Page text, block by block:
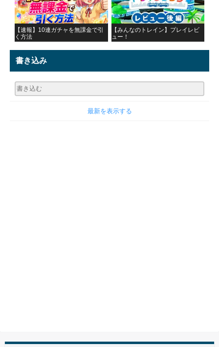
【速報】10連ガチャを無課金で引
く方法
【みんなのトレイン】プレイレビ
ュー！
書き込み
最新を表示する